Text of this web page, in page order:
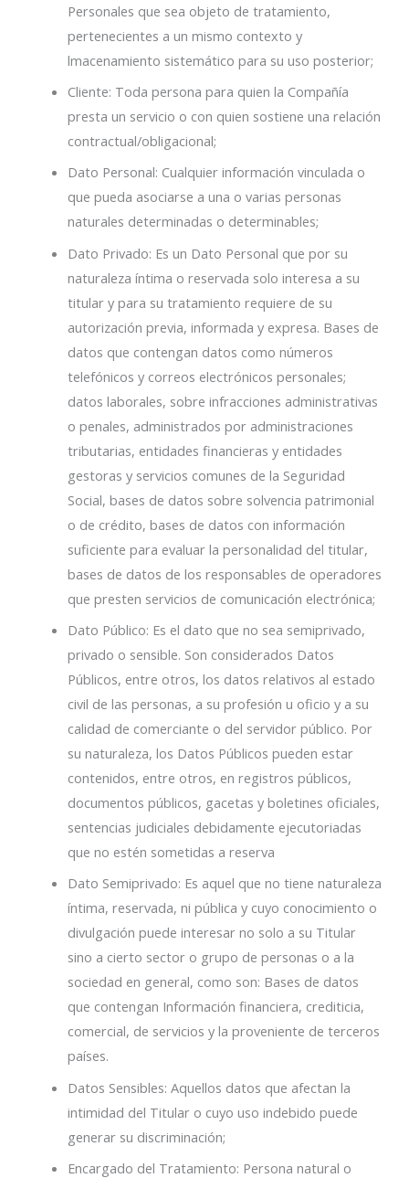
Personales que sea objeto de tratamiento,
pertenecientes a un mismo contexto y
lmacenamiento sistemático para su uso posterior;
Cliente: Toda persona para quien la Compañía
presta un servicio o con quien sostiene una relación
contractual/obligacional;
Dato Personal: Cualquier información vinculada o
que pueda asociarse a una o varias personas
naturales determinadas o determinables;
Dato Privado: Es un Dato Personal que por su
naturaleza íntima o reservada solo interesa a su
titular y para su tratamiento requiere de su
autorización previa, informada y expresa. Bases de
datos que contengan datos como números
telefónicos y correos electrónicos personales;
datos laborales, sobre infracciones administrativas
o penales, administrados por administraciones
tributarias, entidades financieras y entidades
gestoras y servicios comunes de la Seguridad
Social, bases de datos sobre solvencia patrimonial
o de crédito, bases de datos con información
suficiente para evaluar la personalidad del titular,
bases de datos de los responsables de operadores
que presten servicios de comunicación electrónica;
Dato Público: Es el dato que no sea semiprivado,
privado o sensible. Son considerados Datos
Públicos, entre otros, los datos relativos al estado
civil de las personas, a su profesión u oficio y a su
calidad de comerciante o del servidor público. Por
su naturaleza, los Datos Públicos pueden estar
contenidos, entre otros, en registros públicos,
documentos públicos, gacetas y boletines oficiales,
sentencias judiciales debidamente ejecutoriadas
que no estén sometidas a reserva
Dato Semiprivado: Es aquel que no tiene naturaleza
íntima, reservada, ni pública y cuyo conocimiento o
divulgación puede interesar no solo a su Titular
sino a cierto sector o grupo de personas o a la
sociedad en general, como son: Bases de datos
que contengan Información financiera, crediticia,
comercial, de servicios y la proveniente de terceros
países.
Datos Sensibles: Aquellos datos que afectan la
intimidad del Titular o cuyo uso indebido puede
generar su discriminación;
Encargado del Tratamiento: Persona natural o